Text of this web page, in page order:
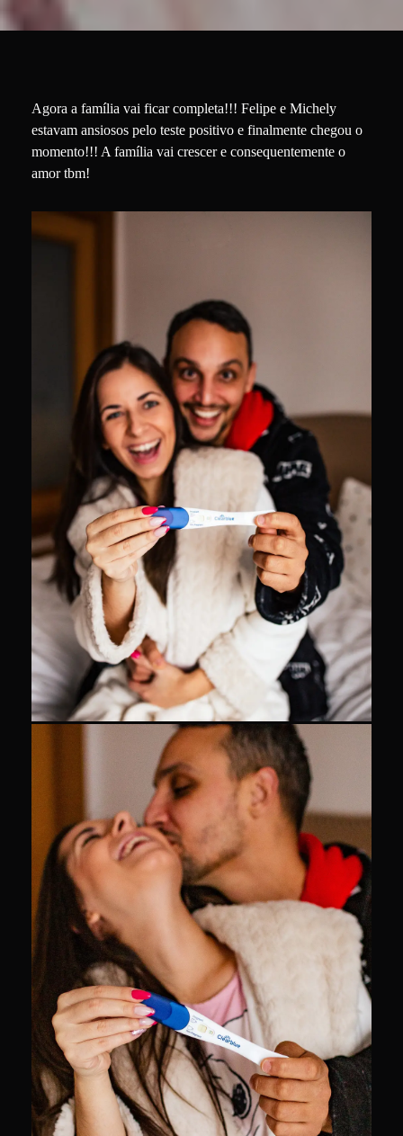
Agora a família vai ficar completa!!! Felipe e Michely
estavam ansiosos pelo teste positivo e finalmente chegou o
momento!!! A família vai crescer e consequentemente o
amor tbm!